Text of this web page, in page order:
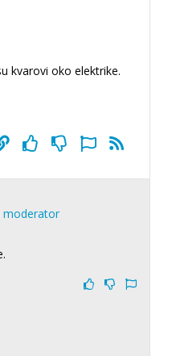
kvarovi oko elektrike.
moderator